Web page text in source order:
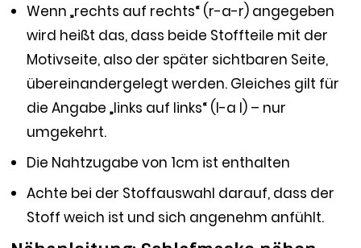
Wenn „rechts auf rechts“ (r-a-r) angegeben
wird heißt das, dass beide Stoffteile mit der
Motivseite, also der später sichtbaren Seite,
übereinandergelegt werden. Gleiches gilt für
die Angabe „links auf links“ (l-a l) – nur
umgekehrt.
Die Nahtzugabe von 1cm ist enthalten
Achte bei der Stoffauswahl darauf, dass der
Stoff weich ist und sich angenehm anfühlt.